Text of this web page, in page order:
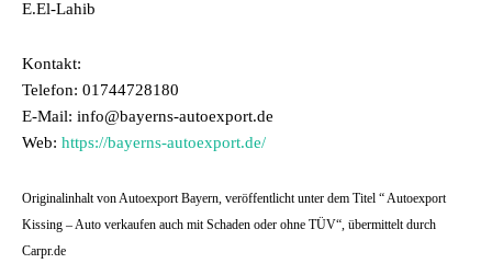
E.El-Lahib
Kontakt:
Telefon: 01744728180
E-Mail: info@bayerns-autoexport.de
Web: https://bayerns-autoexport.de/
Originalinhalt von Autoexport Bayern, veröffentlicht unter dem Titel “ Autoexport
Kissing – Auto verkaufen auch mit Schaden oder ohne TÜV“, übermittelt durch
Carpr.de